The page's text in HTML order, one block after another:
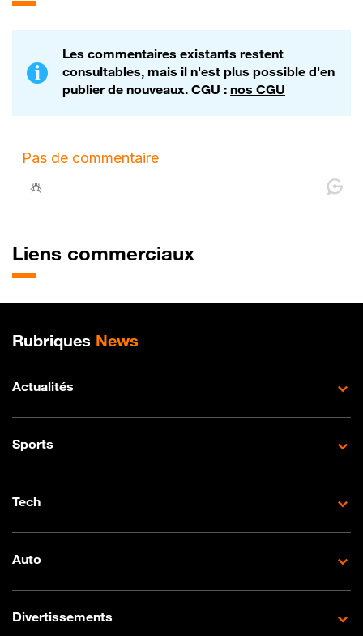
Les commentaires existants restent
consultables, mais il n'est plus possible d'en
publier de nouveaux. CGU : nos CGU
Liens commerciaux
Plan de site
Rubriques News
Actualités
Sports
Tech
Auto
Divertissements